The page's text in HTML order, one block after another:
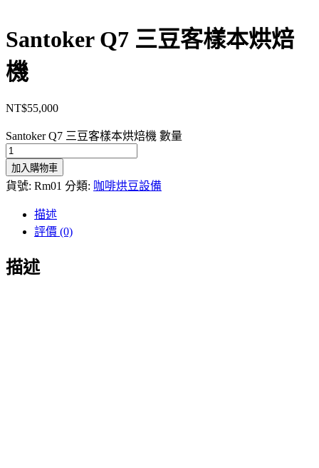
Santoker Q7 三豆客樣本烘焙
機
NT$55,000
Santoker Q7 三豆客樣本烘焙機 數量
加入購物車
貨號: Rm01 分類: 咖啡烘豆設備
描述
評價 (0)
描述